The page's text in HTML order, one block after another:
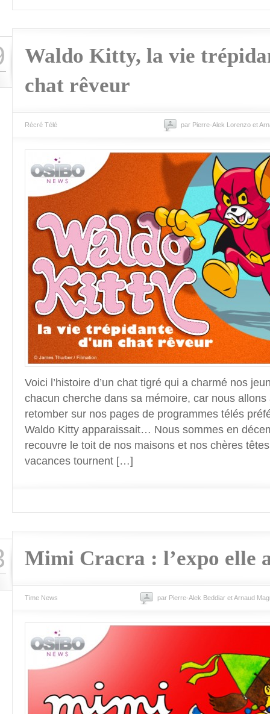
Waldo Kitty, la vie
chat rêveur
Récré Télé par Pierre-Alek Lorenzo et
Voici l’histoire d’un chat tigré qui a charmé nos
chacun cherche dans sa mémoire, car nous allons
retomber sur nos pages de programmes télés
Waldo Kitty apparaissait… Nous sommes en
recouvre le toit de nos maisons et nos chères
vacances tournent […]
Mimi Cracra : l’expo elle
Time News par Pierre-Alek Beddiar et Arnaud